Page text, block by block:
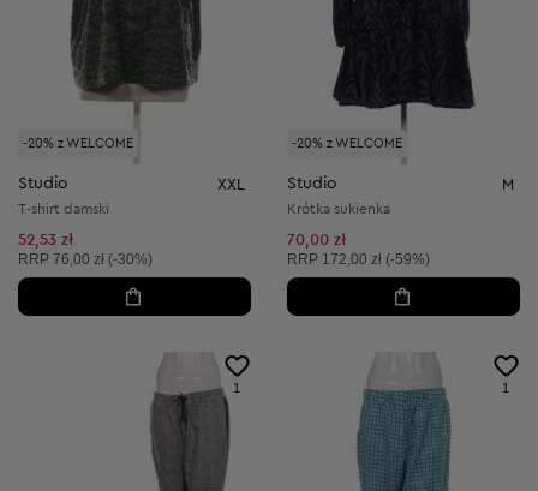
-20% z WELCOME
Studio XXL
T-shirt damski
52,53 zł
Cena sugerowana:
RRP 76,00 zł (-30%)
-20% z WELCOME
Studio M
Krótka sukienka
70,00 zł
Cena sugerowana:
RRP 172,00 zł (-59%)
1 1